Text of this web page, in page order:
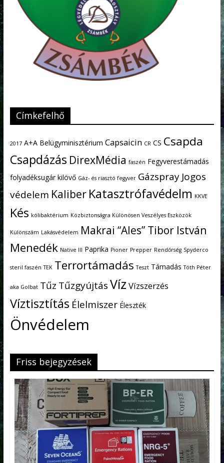
Címkefelhő
2017 A+A Belügyminisztérium Capsaicin CR CS Csapda
Csapdázás DirexMédia faszén Fegyverestámadás
folyadéksugár kilövő Gáz- és riasztó fegyver Gázspray Jogos
védelem Kaliber Katasztrófavédelm KKVE
Kés kólibaktérium Közbiztonságra Különösen Veszélyes Eszközök
Különszám Lakásvédelem Makrai “Ales” Tibor István
Menedék Native III Paprika Pioner Prepper Rendőrség Spyderco
steril faszén TEK Terrortámadás Teszt Támadás Tóth Péter
aka Golbat Tűz TűzgyújtásVíz Vízszerzés
Víztisztítás Élelmiszer Éleszték
Önvédelem
Friss bejegyzések